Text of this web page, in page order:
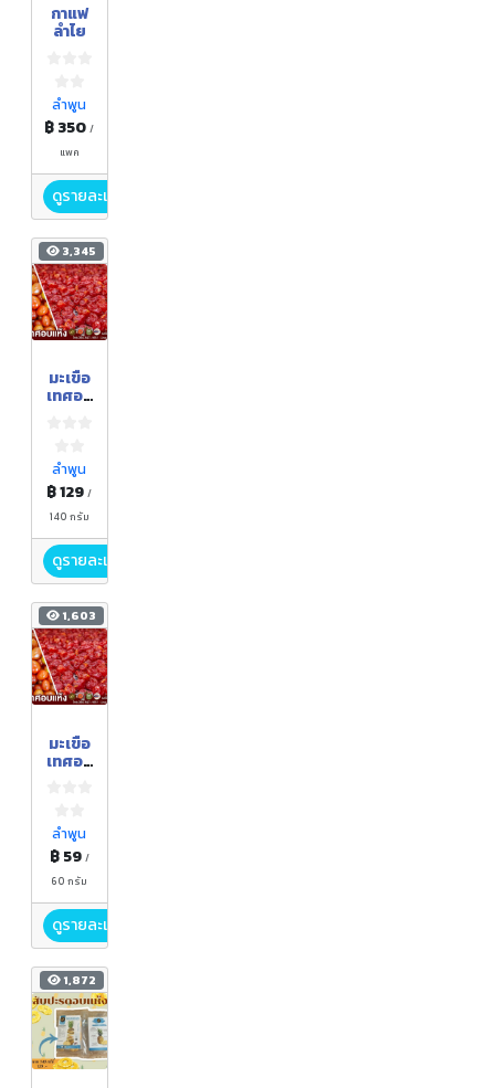
กาแฟ
ลำไย
ลำพูน
฿ 350/
แพค
ดูรายละเอียด
3,345
มะเขือ
เทศอบ
ลำพูน
฿ 129/
140 กรัม
ดูรายละเอียด
1,603
มะเขือ
เทศอบ
ลำพูน
฿ 59 /
60 กรัม
ดูรายละเอียด
1,872